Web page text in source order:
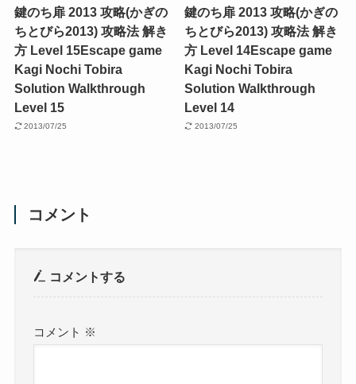
鍵のち扉 2013 攻略(かぎの
ちとびら2013) 攻略法 解き
方 Level 15Escape game
Kagi Nochi Tobira
Solution Walkthrough
Level 15
2013/07/25
鍵のち扉 2013 攻略(かぎの
ちとびら2013) 攻略法 解き
方 Level 14Escape game
Kagi Nochi Tobira
Solution Walkthrough
Level 14
2013/07/25
コメント
コメントする
コメント ※